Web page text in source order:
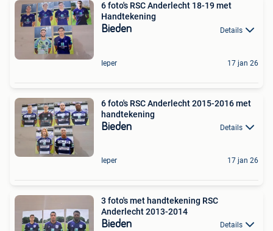
6 foto's RSC Anderlecht 18-19 met
Handtekening
Bieden Details
Ieper 17 jan 26
6 foto's RSC Anderlecht 2015-2016 met
handtekening
Bieden Details
Ieper 17 jan 26
3 foto's met handtekening RSC
Anderlecht 2013-2014
Bieden Details